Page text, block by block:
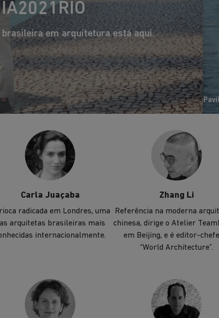
em arquitetura está aqui.
Tatiana Bilbao
Uma das mais premiadas
mexicanas da atualidade.
Francis Keré
De Burkina Faso,
internacionalmente como
transformação social.
Carla Juaçaba
radicada em Londres, uma
arquitetas brasileiras mais
internacionalmente.
Zhang Li
Referência na moderna
chinesa, dirige o Atelier
em Beijing, e é editor-
“World Architecture”.